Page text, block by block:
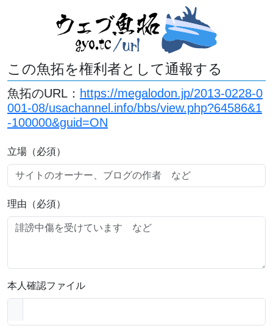
この魚拓を権利者として通報する
魚拓のURL： https://megalodon.jp/2013-0228-0
001-08/usachannel.info/bbs/view.php?64586&1
-100000&guid=ON
立場（必須）
理由（必須）
本人確認ファイル